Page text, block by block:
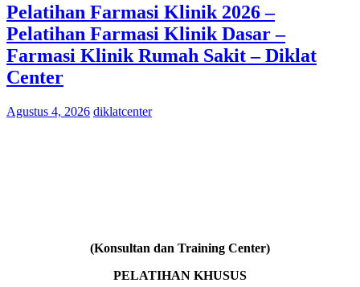
Pelatihan Farmasi Klinik 2026 –
Pelatihan Farmasi Klinik Dasar –
Farmasi Klinik Rumah Sakit – Diklat
Center
Agustus 4, 2026 diklatcenter
(Konsultan dan Training Center)
PELATIHAN KHUSUS